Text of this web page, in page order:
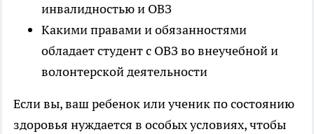
инвалидностью и ОВЗ
Какими правами и обязанностями
обладает студент с ОВЗ во внеучебной и
волонтерской деятельности
Если вы, ваш ребенок или ученик по состоянию
здоровья нуждается в особых условиях, чтобы